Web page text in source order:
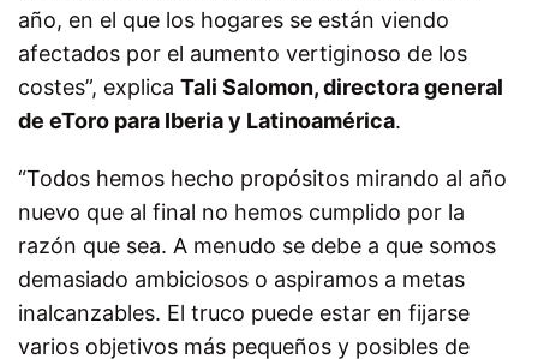
año, en el que los hogares se están viendo
afectados por el aumento vertiginoso de los
costes”, explica Tali Salomon, directora general
de eToro para Iberia y Latinoamérica.
“Todos hemos hecho propósitos mirando al año
nuevo que al final no hemos cumplido por la
razón que sea. A menudo se debe a que somos
demasiado ambiciosos o aspiramos a metas
inalcanzables. El truco puede estar en fijarse
varios objetivos más pequeños y posibles de